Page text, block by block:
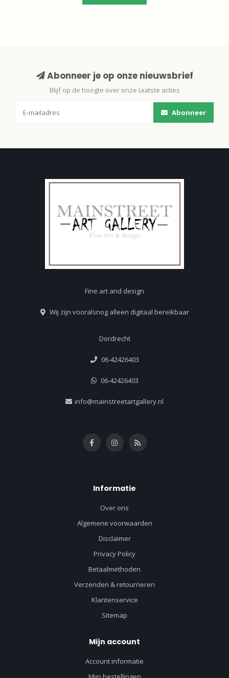
Abonneer je op onze nieuwsbrief
Blijf op de hoogte over onze laatste acties
Abonneer
Fine art and design
Wij zijn vooralsnog alleen digitaal bereikbaar
Dordrecht
06-42426403
06-42426403
info@mainstreetartgallery.nl
Informatie
Over ons
Algemene voorwaarden
Disclaimer
Privacy Policy
Betaalmethoden
Verzenden & retourneren
Klantenservice
Sitemap
Mijn account
Account informatie